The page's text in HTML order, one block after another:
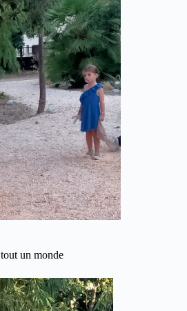
tout un monde